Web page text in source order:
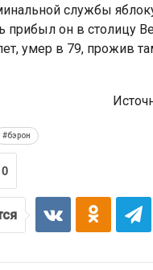
службы
прибыл он в столицу
умер в 79, прожив
#бэрон
0